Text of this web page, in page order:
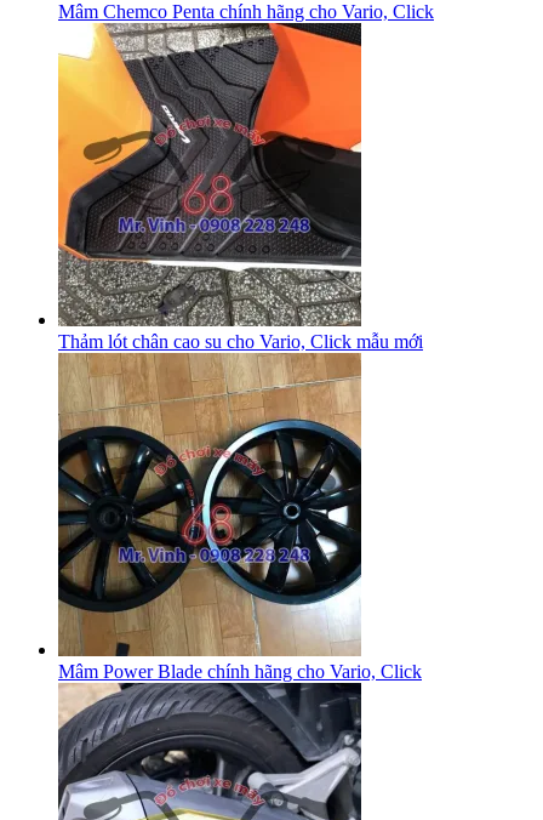
Mâm Chemco Penta chính hãng cho Vario, Click
Thảm lót chân cao su cho Vario, Click mẫu mới
Mâm Power Blade chính hãng cho Vario, Click